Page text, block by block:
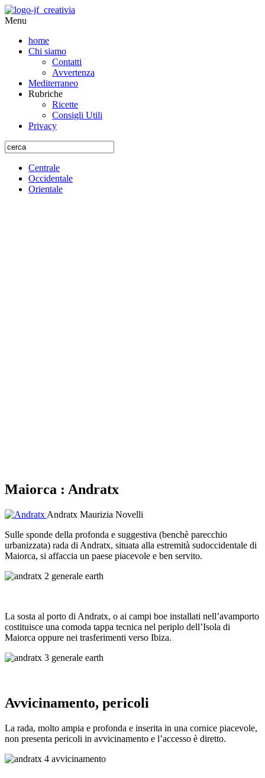
Menu
home
Chi siamo
Contatti
Avvertenza
Mediterraneo
Rubriche
Ricette
Consigli Utili
Privacy
Centrale
Occidentale
Orientale
Maiorca : Andratx
Andratx Maurizia Novelli
Sulle sponde della profonda e suggestiva (benchè parecchio
urbanizzata) rada di Andratx, situata alla estremità sudoccidentale di
Maiorca, si affaccia un paese piacevole e ben servito.
La sosta al porto di Andratx, o ai campi boe installati nell’avamporto
costituisce una comoda tappa tecnica nel periplo dell’Isola di
Maiorca oppure nei trasferimenti verso Ibiza.
Avvicinamento, pericoli
La rada, molto ampia e profonda e inserita in una cornice piacevole,
non presenta pericoli in avvicinamento e l’accesso è diretto.